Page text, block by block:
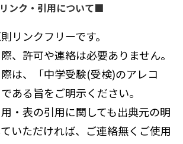
ンク・引用について■
リンクフリーです。
、許可や連絡は必要ありません。
は、「中学受験(受検)のアレコ
ある旨をご明示ください。
・表の引用に関しても出典元の明
いただければ、ご連絡無くご使用